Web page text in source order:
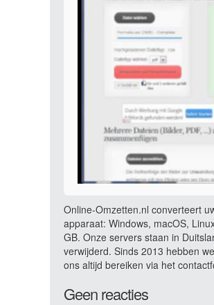
Online-Omzetten.nl converteert
apparaat: Windows, macOS,
GB. Onze servers staan in
verwijderd. Sinds 2013 hebben
ons altijd bereiken via het
Geen reacties